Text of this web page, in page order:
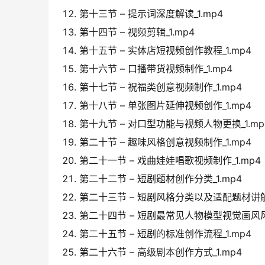
第十三节 – 提示词深度解读_1.mp4
第十四节 – 视频剪辑_1.mp4
第十五节 – 实体店短视频创作教程_1.mp4
第十六节 – 口播带货视频制作_1.mp4
第十七节 – 祝福类创意视频制作_1.mp4
第十八节 – 单张图片延伸视频创作_1.mp4
第十九节 – 对口型功能与视频人物更换
第二十节 – 趣味风格创意视频制作_1.mp4
第二十一节 – 戏曲娃娃唱歌视频制作_1.mp4
第二十二节 – 短剧题材创作分类_1.mp4
第二十三节 – 短剧风格分类以及适配题材讲
第二十四节 – 短剧最常见人物模型视觉画风
第二十五节 – 短剧的标准创作流程_1.mp4
第二十六节 – 高级剧本创作方式_1.mp4